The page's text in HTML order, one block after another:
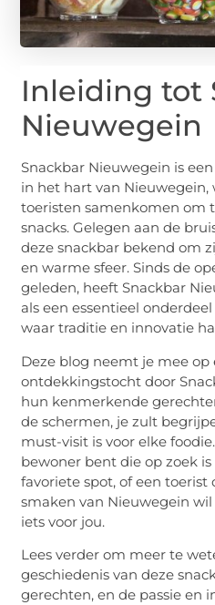
Inleiding tot
Nieuwegein
Snackbar Nieuwegein is
in het hart van Nieuwegein,
toeristen samenkomen om
snacks. Gelegen aan de
deze snackbar bekend om
en warme sfeer. Sinds de
geleden, heeft Snackbar
als een essentieel
waar traditie en innovatie
Deze blog neemt je mee op
ontdekkingstocht door
hun kenmerkende
de schermen, je zult
must-visit is voor elke
bewoner bent die op zoek
favoriete spot, of een
smaken van Nieuwegein
iets voor jou.
Lees verder om meer te
geschiedenis van deze
gerechten, en de passie en